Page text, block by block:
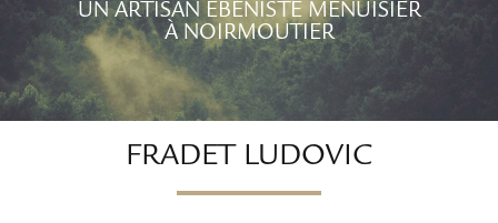
UN ARTISAN ÉBÉNISTE MENUISIER
À NOIRMOUTIER
FRADET LUDOVIC